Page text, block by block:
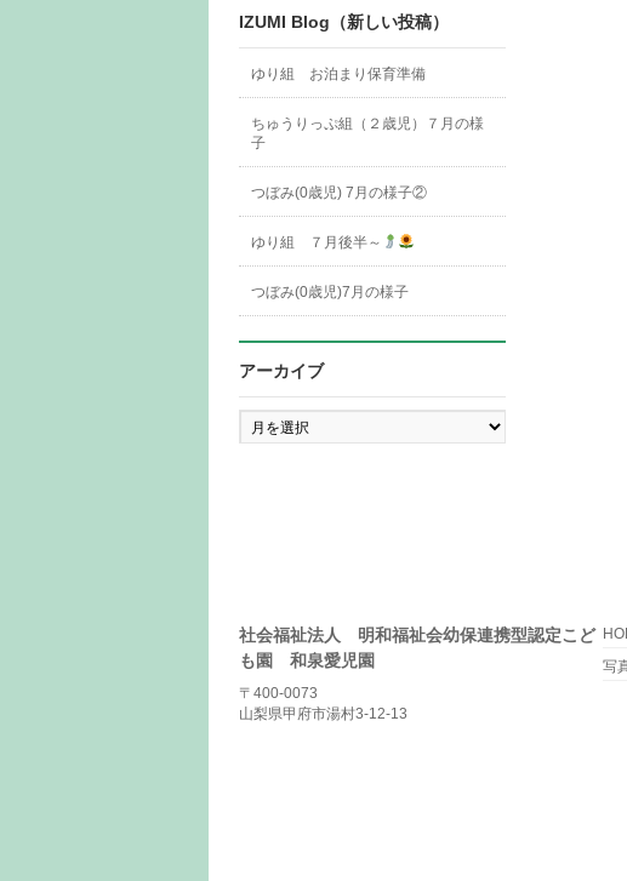
IZUMI Blog（新しい投稿）
ゆり組 お泊まり保育準備
ちゅうりっぷ組（２歳児）７月の様
子
つぼみ(0歳児) 7月の様子②
ゆり組 ７月後半～
つぼみ(0歳児)7月の様子
アーカイブ
ア
ー
社会福祉法人 明和福祉会幼保連携型認定こど
も園 和泉愛児園
〒400-0073
山梨県甲府市湯村3-12-13
写